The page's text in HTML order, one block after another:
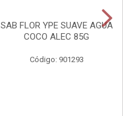
SAB FLOR YPE SUAVE AGUA
COCO ALEC 85G
Código: 901293